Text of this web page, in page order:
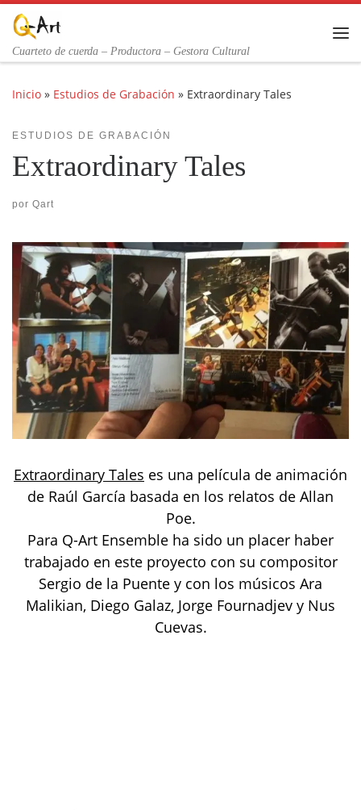
Saltar al contenido
Cuarteto de cuerda – Productora – Gestora Cultural
Inicio » Estudios de Grabación » Extraordinary Tales
ESTUDIOS DE GRABACIÓN
Extraordinary Tales
por Qart
Extraordinary Tales es una película de animación
de Raúl García basada en los relatos de Allan
Poe.
Para Q-Art Ensemble ha sido un placer haber
trabajado en este proyecto con su compositor
Sergio de la Puente y con los músicos Ara
Malikian, Diego Galaz, Jorge Fournadjev y Nus
Cuevas.